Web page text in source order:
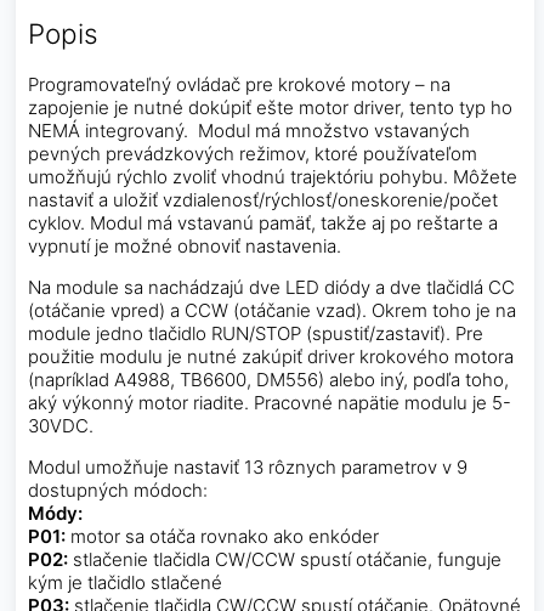
Popis
Programovateľný ovládač pre krokové motory – na
zapojenie je nutné dokúpiť ešte motor driver, tento typ ho
NEMÁ integrovaný. Modul má množstvo vstavaných
pevných prevádzkových režimov, ktoré používateľom
umožňujú rýchlo zvoliť vhodnú trajektóriu pohybu. Môžete
nastaviť a uložiť vzdialenosť/rýchlosť/oneskorenie/počet
cyklov. Modul má vstavanú pamäť, takže aj po reštarte a
vypnutí je možné obnoviť nastavenia.
Na module sa nachádzajú dve LED diódy a dve tlačidlá CC
(otáčanie vpred) a CCW (otáčanie vzad). Okrem toho je na
module jedno tlačidlo RUN/STOP (spustiť/zastaviť). Pre
použitie modulu je nutné zakúpiť driver krokového motora
(napríklad A4988, TB6600, DM556) alebo iný, podľa toho,
aký výkonný motor riadite. Pracovné napätie modulu je 5-
30VDC.
Modul umožňuje nastaviť 13 rôznych parametrov v 9
dostupných módoch:
Módy:
P01: motor sa otáča rovnako ako enkóder
P02: stlačenie tlačidla CW/CCW spustí otáčanie, funguje
kým je tlačidlo stlačené
P03: stlačenie tlačidla CW/CCW spustí otáčanie. Opätovné